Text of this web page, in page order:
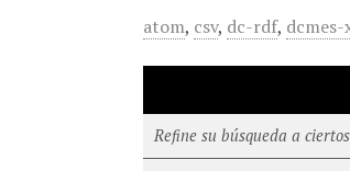
atom, csv, dc-rdf,
Refine su búsqueda a